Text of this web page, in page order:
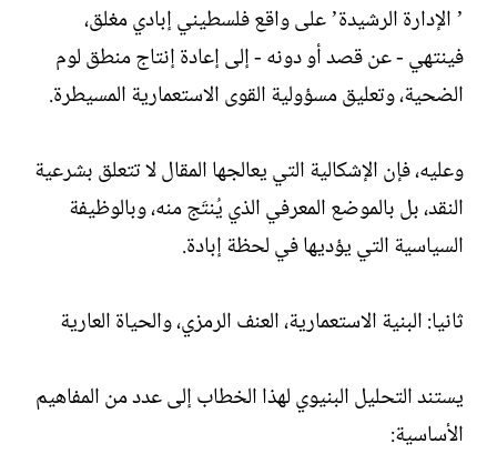
’ الإدارة الرشيدة’ على واقع فلسطيني إبادي مغلق،
فينتهي - عن قصد أو دونه - إلى إعادة إنتاج منطق لوم
الضحية، وتعليق مسؤولية القوى الاستعمارية المسيطرة.
وعليه، فإن الإشكالية التي يعالجها المقال لا تتعلق بشرعية
النقد، بل بالموضع المعرفي الذي يُنتَج منه، وبالوظيفة
السياسية التي يؤديها في لحظة إبادة.
ثانيا: البنية الاستعمارية، العنف الرمزي، والحياة العارية
يستند التحليل البنيوي لهذا الخطاب إلى عدد من المفاهيم
الأساسية: